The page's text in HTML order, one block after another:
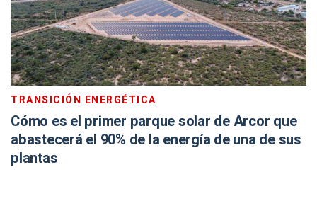
TRANSICIÓN ENERGÉTICA
Cómo es el primer parque solar de Arcor que
abastecerá el 90% de la energía de una de sus
plantas